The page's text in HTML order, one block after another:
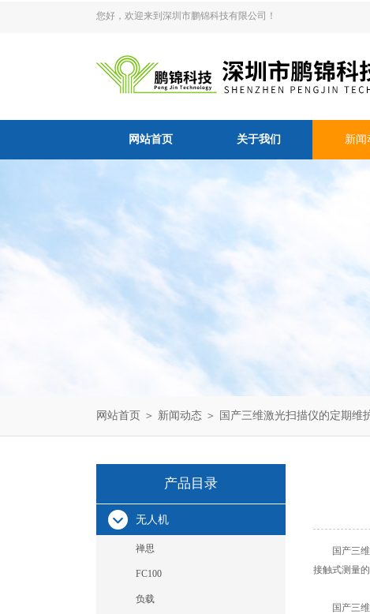
您好，欢迎来到深圳市鹏锦科技有限公司！
网站首页 关于我们 新闻
网站首页 ＞ 新闻动态 ＞ 国产三维激光扫描仪的定期维
产品目录
无人机
禅思
FC100
负载
国产三维激
接触式测量
国产三